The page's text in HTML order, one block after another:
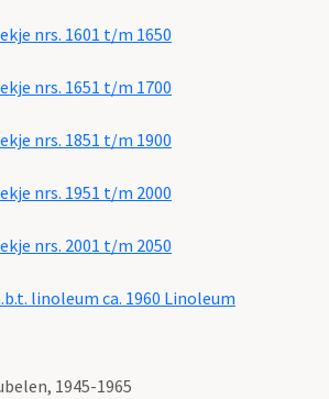
nrs. 1601 t/m 1650
nrs. 1651 t/m 1700
nrs. 1851 t/m 1900
nrs. 1951 t/m 2000
nrs. 2001 t/m 2050
linoleum ca. 1960 Linoleum
1945-1965